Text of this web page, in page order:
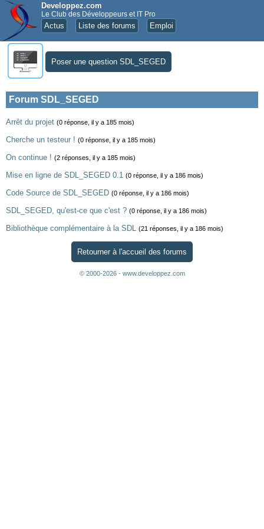
Developpez.com
Le Club des Développeurs et IT Pro
Actus Liste des forums Emploi
Poser une question SDL_SEGED
Forum SDL_SEGED
Arrêt du projet (0 réponse, il y a 185 mois)
Cherche un testeur ! (0 réponse, il y a 185 mois)
On continue ! (2 réponses, il y a 185 mois)
Mise en ligne de SDL_SEGED 0.1 (0 réponse, il y a 186 mois)
Code Source de SDL_SEGED (0 réponse, il y a 186 mois)
SDL_SEGED, qu'est-ce que c'est ? (0 réponse, il y a 186 mois)
Bibliothèque complémentaire à la SDL (21 réponses, il y a 186 mois)
Retourner à l'accueil des forums
© 2000-2026 - www.developpez.com